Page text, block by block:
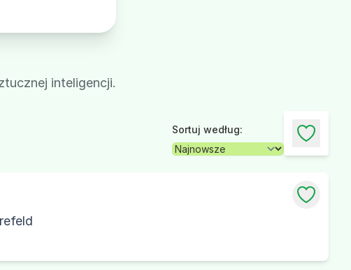
inteligencji.
Sortuj według: